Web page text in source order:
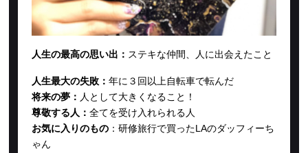
人生の最高の思い出： ステキな仲間、人に出会えたこと
人生最大の失敗：年に３回以上自転車で転んだ
将来の夢： 人として大きくなること！
尊敬する人：全てを受け入れられる人
お気に入りのもの ：研修旅行で買ったLAのダッフィーち
ゃん